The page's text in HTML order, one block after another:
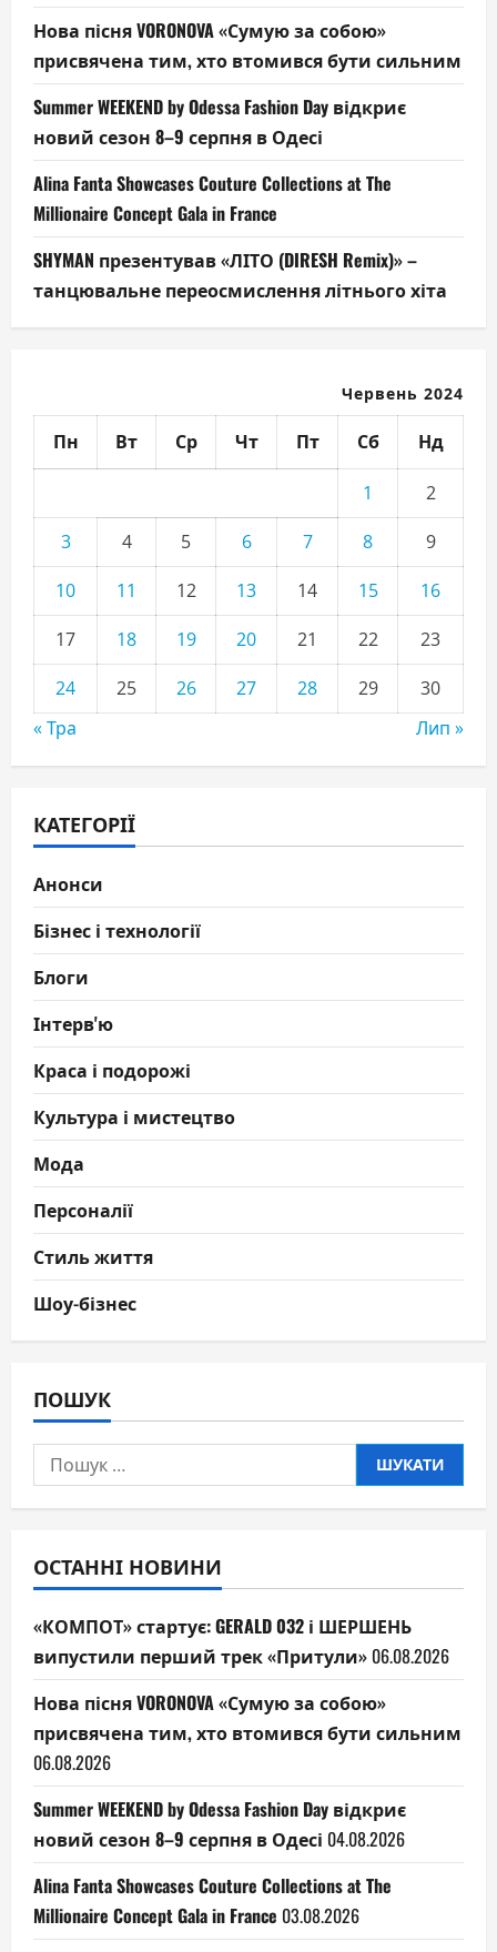
Нова пісня VORONOVA «Сумую за собою»
присвячена тим, хто втомився бути сильним
Summer WEEKEND by Odessa Fashion Day відкриє
новий сезон 8–9 серпня в Одесі
Alina Fanta Showcases Couture Collections at The
Millionaire Concept Gala in France
SHYMAN презентував «ЛІТО (DIRESH Remix)» –
танцювальне переосмислення літнього хіта
Червень 2024
Пн Вт Ср Чт Пт Сб Нд
1
2
3
4 5 6 7 8
9
10
11 12 13 14 15
16
17
18 19 20 21 22
23
24
25 26 27 28 29
30
« Тра
Лип »
КАТЕГОРІЇ
Анонси
Бізнес і технології
Блоги
Інтерв'ю
Краса і подорожі
Культура і мистецтво
Мода
Персоналії
Стиль життя
Шоу-бізнес
ПОШУК
Пошук:
ОСТАННІ НОВИНИ
«КОМПОТ» стартує: GERALD 032 і ШЕРШЕНЬ
випустили перший трек «Притули» 06.08.2026
Нова пісня VORONOVA «Сумую за собою»
присвячена тим, хто втомився бути сильним
06.08.2026
Summer WEEKEND by Odessa Fashion Day відкриє
новий сезон 8–9 серпня в Одесі 04.08.2026
Alina Fanta Showcases Couture Collections at The
Millionaire Concept Gala in France 03.08.2026